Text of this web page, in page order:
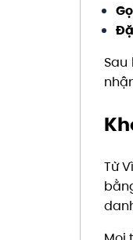
Từ